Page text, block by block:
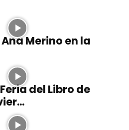
Merino en la
del Libro de